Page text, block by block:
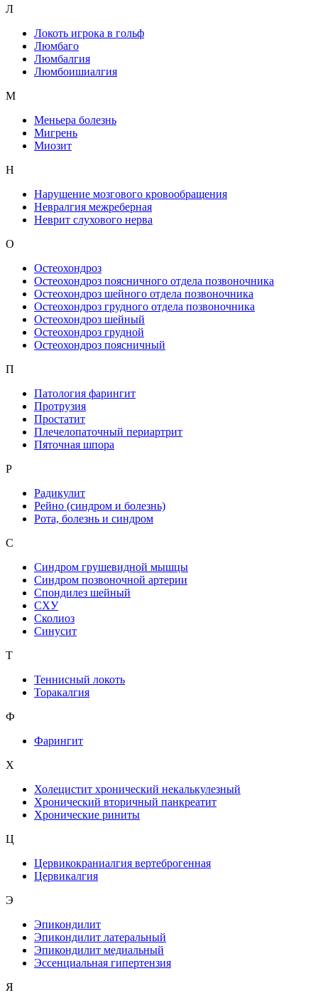
Л
Локоть игрока в гольф
Люмбаго
Люмбалгия
Люмбоишиалгия
М
Меньера болезнь
Мигрень
Миозит
Н
Нарушение мозгового кровообращения
Невралгия межреберная
Неврит слухового нерва
О
Остеохондроз
Остеохондроз поясничного отдела позвоночника
Остеохондроз шейного отдела позвоночника
Остеохондроз грудного отдела позвоночника
Остеохондроз шейный
Остеохондроз грудной
Остеохондроз поясничный
П
Патология фарингит
Протрузия
Простатит
Плечелопаточный периартрит
Пяточная шпора
Р
Радикулит
Рейно (синдром и болезнь)
Рота, болезнь и синдром
С
Синдром грушевидной мышцы
Синдром позвоночной артерии
Спондилез шейный
СХУ
Сколиоз
Синусит
Т
Теннисный локоть
Торакалгия
Ф
Фарингит
X
Холецистит хронический некалькулезный
Хронический вторичный панкреатит
Хронические риниты
Ц
Цервикокраниалгия вертеброгенная
Цервикалгия
Э
Эпикондилит
Эпикондилит латеральный
Эпикондилит медиальный
Эссенциальная гипертензия
Я